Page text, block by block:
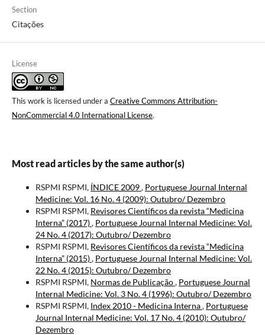
Section
Citações
License
This work is licensed under a Creative Commons Attribution-
NonCommercial 4.0 International License.
Most read articles by the same author(s)
RSPMI RSPMI, ÍNDICE 2009, Portuguese Journal Internal
Medicine: Vol. 16 No. 4 (2009): Outubro/ Dezembro
RSPMI RSPMI, Revisores Científicos da revista “Medicina
Interna” (2017), Portuguese Journal Internal Medicine: Vol.
24 No. 4 (2017): Outubro/ Dezembro
RSPMI RSPMI, Revisores Científicos da revista “Medicina
Interna” (2015), Portuguese Journal Internal Medicine: Vol.
22 No. 4 (2015): Outubro/ Dezembro
RSPMI RSPMI, Normas de Publicação, Portuguese Journal
Internal Medicine: Vol. 3 No. 4 (1996): Outubro/ Dezembro
RSPMI RSPMI, Index 2010 - Medicina Interna, Portuguese
Journal Internal Medicine: Vol. 17 No. 4 (2010): Outubro/
Dezembro